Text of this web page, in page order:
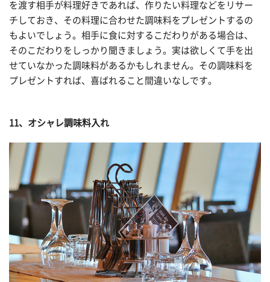
を渡す相手が料理好きであれば、作りたい料理などをリサー
チしておき、その料理に合わせた調味料をプレゼントするの
もよいでしょう。相手に食に対するこだわりがある場合は、
そのこだわりをしっかり聞きましょう。実は欲しくて手を出
せていなかった調味料があるかもしれません。その調味料を
プレゼントすれば、喜ばれること間違いなしです。
11、オシャレ調味料入れ